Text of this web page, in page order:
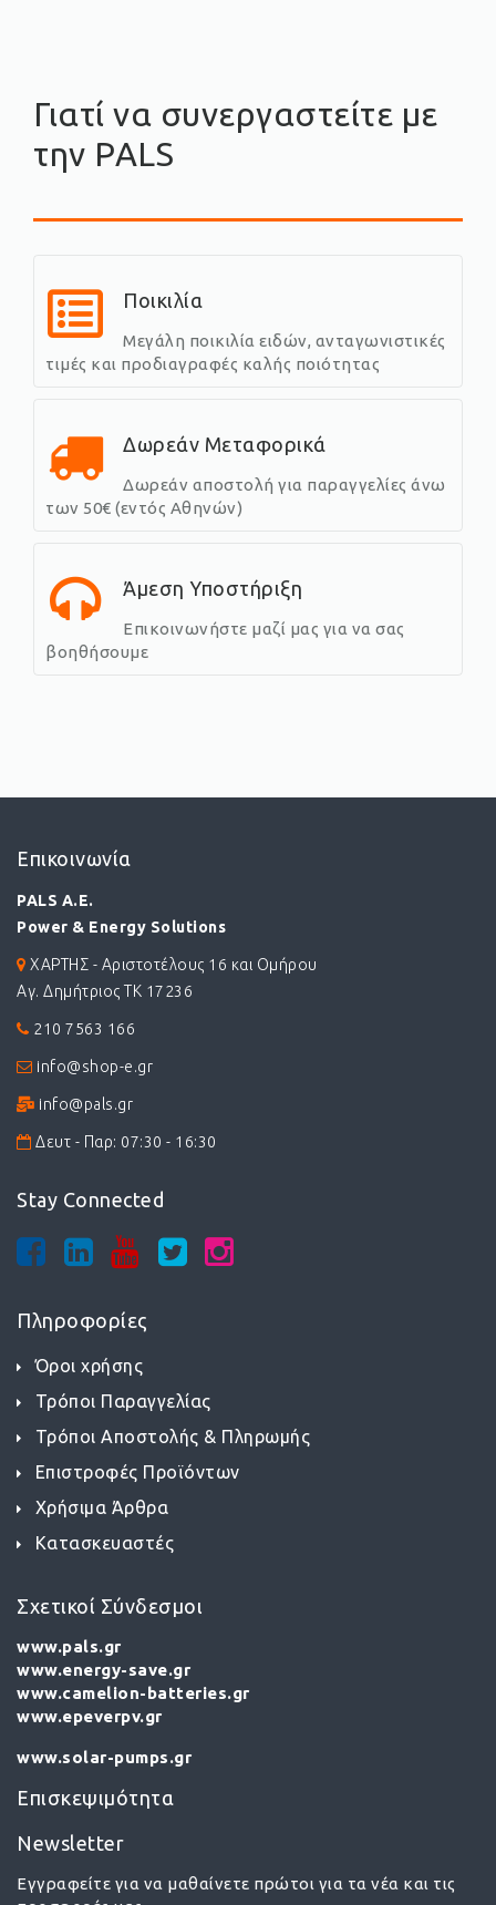
Γιατί να συνεργαστείτε με
την PALS
Ποικιλία
Μεγάλη ποικιλία ειδών, ανταγωνιστικές
τιμές και προδιαγραφές καλής ποιότητας
Δωρεάν Μεταφορικά
Δωρεάν αποστολή για παραγγελίες άνω
των 50€ (εντός Αθηνών)
Άμεση Υποστήριξη
Επικοινωνήστε μαζί μας για να σας
βοηθήσουμε
Επικοινωνία
PALS A.E.
Power & Energy Solutions
ΧΑΡΤΗΣ - Αριστοτέλους 16 και Ομήρου
Αγ. Δημήτριος ΤΚ 17236
210 7563 166
info@shop-e.gr
info@pals.gr
Δευτ - Παρ: 07:30 - 16:30
Stay Connected
Πληροφορίες
Όροι χρήσης
Τρόποι Παραγγελίας
Τρόποι Αποστολής & Πληρωμής
Επιστροφές Προϊόντων
Χρήσιμα Άρθρα
Κατασκευαστές
Σχετικοί Σύνδεσμοι
www.pals.gr
www.energy-save.gr
www.camelion-batteries.gr
www.epeverpv.gr
www.solar-pumps.gr
Επισκεψιμότητα
Newsletter
Εγγραφείτε για να μαθαίνετε πρώτοι για τα νέα και τις